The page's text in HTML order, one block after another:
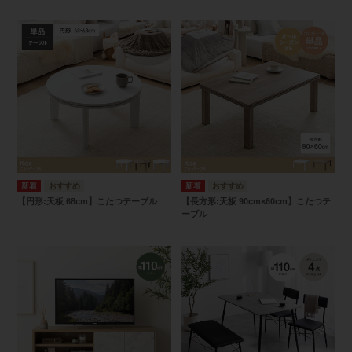
【円形:天板 68cm】こたつテーブル
【長方形:天板 90cm×60cm】こたつテ
ーブル